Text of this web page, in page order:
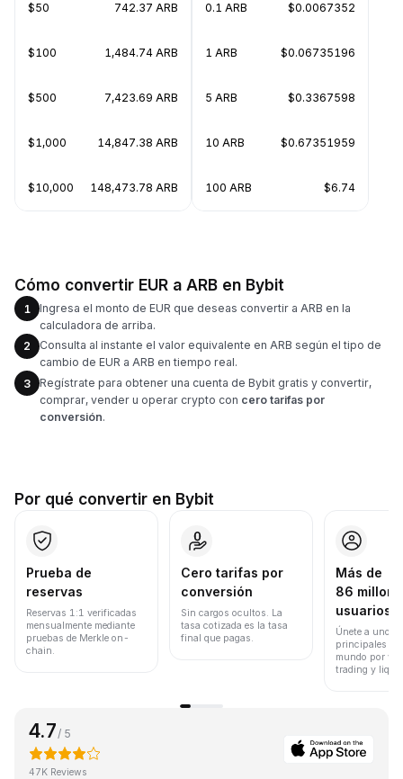
$50 742.37 ARB
$100 1,484.74 ARB
$500 7,423.69 ARB
$1,000 14,847.38 ARB
$10,000 148,473.78 ARB
0.1 ARB $0.0067352
1 ARB $0.06735196
5 ARB $0.3367598
10 ARB $0.67351959
100 ARB $6.74
Cómo convertir EUR a ARB en Bybit
1
Ingresa el monto de EUR que deseas convertir a ARB en la
calculadora de arriba.
2
Consulta al instante el valor equivalente en ARB según el tipo de
cambio de EUR a ARB en tiempo real.
3
Regístrate para obtener una cuenta de Bybit gratis y convertir,
comprar, vender u operar crypto con cero tarifas por
conversión.
Por qué convertir en Bybit
Prueba de
reservas
Reservas 1:1 verificadas
mensualmente mediante
pruebas de Merkle on-
chain.
Cero tarifas por
conversión
Sin cargos ocultos. La
tasa cotizada es la tasa
final que pagas.
Más de
86
usuarios
Únete a uno
principales
mundo por
trading y
4.7 / 5
47K Reviews